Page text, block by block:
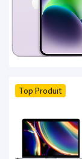
Top Produit